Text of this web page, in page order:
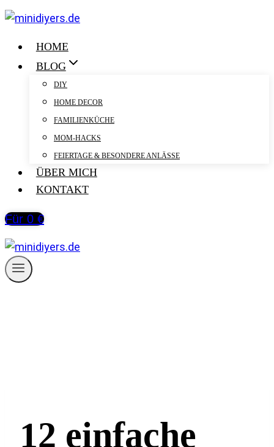
Zum
springenHOME
BLOG
DIY
HOME DECOR
FAMILIENKÜCHE
MOM-HACKS
FEIERTAGE & BESONDERE ANLÄSSE
ÜBER MICH
KONTAKT
Für 0 €
12 einfache